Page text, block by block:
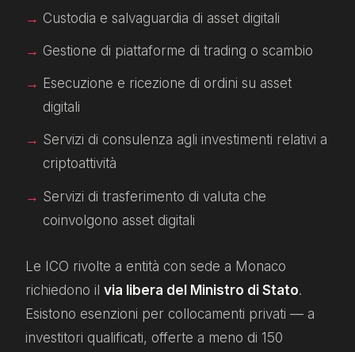
Custodia e salvaguardia di asset digitali
Gestione di piattaforme di trading o scambio
Esecuzione e ricezione di ordini su asset
digitali
Servizi di consulenza agli investimenti relativi a
criptoattività
Servizi di trasferimento di valuta che
coinvolgono asset digitali
Le ICO rivolte a entità con sede a Monaco
richiedono il via libera del Ministro di Stato.
Esistono esenzioni per collocamenti privati — a
investitori qualificati, offerte a meno di 150